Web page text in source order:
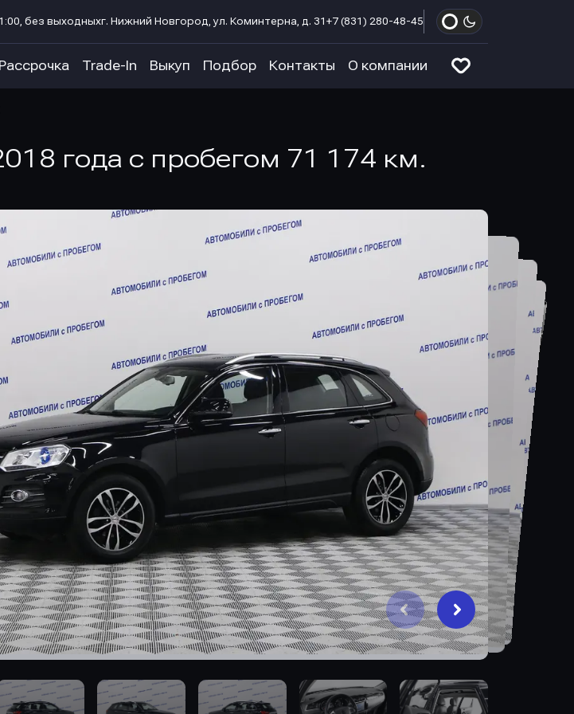
без выходныхг. Нижний Новгород, ул. Коминтерна, д. 31 +7 (831) 280-48-45
Рассрочка Trade-In Выкуп Подбор Контакты О компании
года с пробегом 71 174 км.